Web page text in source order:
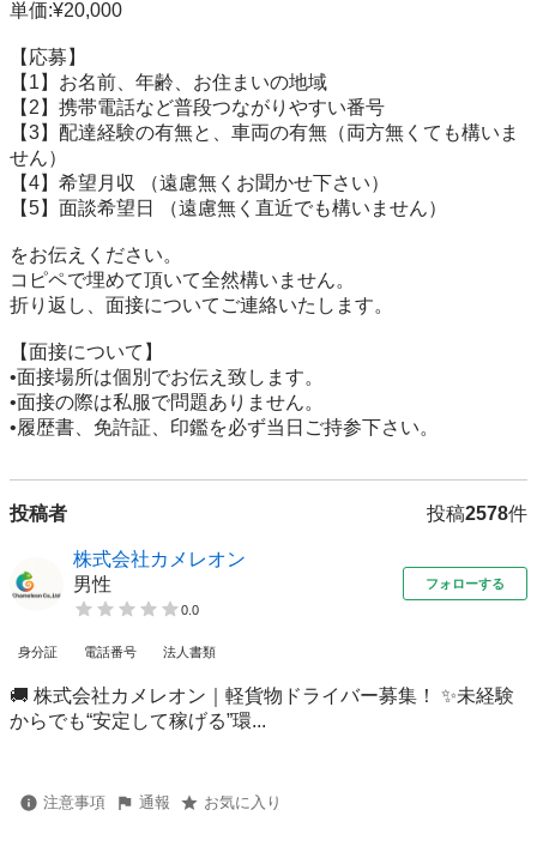
単価:¥20,000
【応募】
【1】お名前、年齢、お住まいの地域
【2】携帯電話など普段つながりやすい番号
【3】配達経験の有無と、車両の有無（両方無くても構いま
せん）
【4】希望月収 （遠慮無くお聞かせ下さい）
【5】面談希望日 （遠慮無く直近でも構いません）
をお伝えください。
コピペで埋めて頂いて全然構いません。
折り返し、面接についてご連絡いたします。
【面接について】
•面接場所は個別でお伝え致します。
•面接の際は私服で問題ありません。
•履歴書、免許証、印鑑を必ず当日ご持参下さい。
投稿者 投稿2578件
株式会社カメレオン
男性
0.0
フォローする
身分証 電話番号 法人書類
🚚 株式会社カメレオン｜軽貨物ドライバー募集！ ✨未経験
からでも“安定して稼げる”環...
注意事項 通報 お気に入り